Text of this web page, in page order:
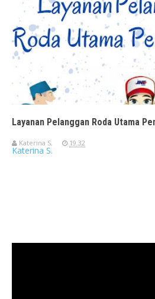
Layanan Pelanggan Roda Utama
Katerina S. 19.32
Katerina S.